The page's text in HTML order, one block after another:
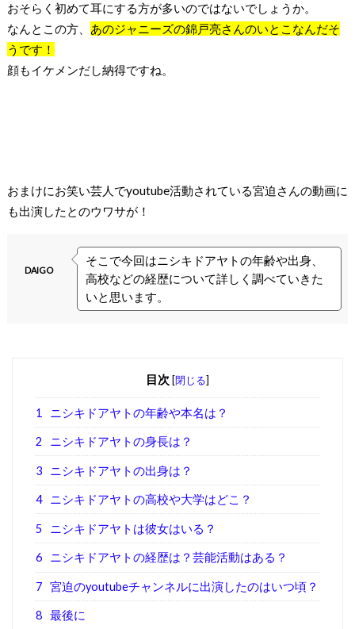
おそらく初めて耳にする方が多いのではないでしょうか。
なんとこの方、 あのジャニーズの錦戸亮さんのいとこなんだそ
うです！
顔もイケメンだし納得ですね。
おまけにお笑い芸人でyoutube活動されている宮迫さんの動画に
も出演したとのウワサが！
DAIGO
そこで今回はニシキドアヤトの年齢や出身、
高校などの経歴について詳しく調べていきた
いと思います。
目次 [閉じる]
1 ニシキドアヤトの年齢や本名は？
2 ニシキドアヤトの身長は？
3 ニシキドアヤトの出身は？
4 ニシキドアヤトの高校や大学はどこ？
5 ニシキドアヤトは彼女はいる？
6 ニシキドアヤトの経歴は？芸能活動はある？
7 宮迫のyoutubeチャンネルに出演したのはいつ頃？
8 最後に